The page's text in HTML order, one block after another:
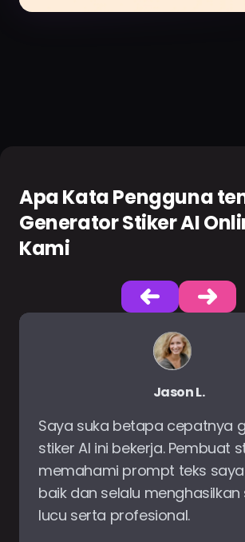
Apa Kata Pengguna
Generator Stiker AI
Kami
Jason L.
Saya suka betapa cepatnya
stiker AI ini bekerja. Pembuat
memahami prompt teks
baik dan selalu menghasilkan
lucu serta profesional.